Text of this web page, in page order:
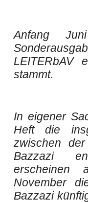
Anfang
LEITERbAV
stammt.
In eigener
Heft die
zwischen
Bazzazi
erscheinen
November
Bazzazi